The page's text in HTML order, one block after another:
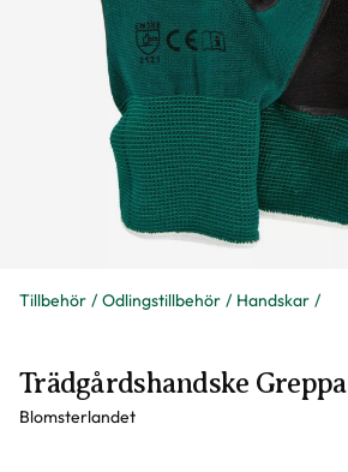
Tillbehör Odlingstillbehör Handskar
Trädgårdshandske Greppa
Blomsterlandet